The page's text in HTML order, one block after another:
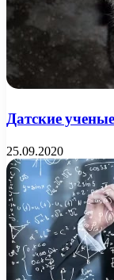
Датские
25.09.2020